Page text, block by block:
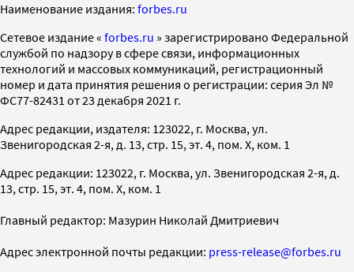
Наименование издания: forbes.ru
Cетевое издание « forbes.ru » зарегистрировано Федеральной
службой по надзору в сфере связи, информационных
технологий и массовых коммуникаций, регистрационный
номер и дата принятия решения о регистрации: серия Эл №
ФС77-82431 от 23 декабря 2021 г.
Адрес редакции, издателя: 123022, г. Москва, ул.
Звенигородская 2-я, д. 13, стр. 15, эт. 4, пом. X, ком. 1
Адрес редакции: 123022, г. Москва, ул. Звенигородская 2-я, д.
13, стр. 15, эт. 4, пом. X, ком. 1
Главный редактор: Мазурин Николай Дмитриевич
Адрес электронной почты редакции: press-release@forbes.ru